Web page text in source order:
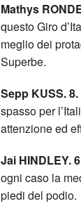
Mathys
questo Giro
meglio dei
Superbe.
Sepp KUSS. 8.
spasso per
attenzione ed
Jai HINDLEY.
ogni caso la
piedi del podio.